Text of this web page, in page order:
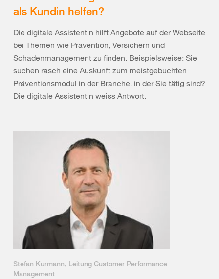
als Kundin helfen?
Die digitale Assistentin hilft Angebote auf der Webseite
bei Themen wie Prävention, Versichern und
Schadenmanagement zu finden. Beispielsweise: Sie
suchen rasch eine Auskunft zum meistgebuchten
Präventionsmodul in der Branche, in der Sie tätig sind?
Die digitale Assistentin weiss Antwort.
Stefan Kurmann, Leitung Customer Performance
Management